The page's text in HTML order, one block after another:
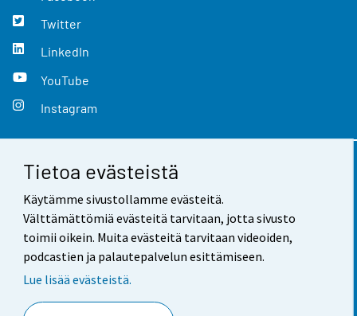
Tietoa evästeistä
Käytämme sivustollamme evästeitä.
Välttämättömiä evästeitä tarvitaan, jotta sivusto
toimii oikein. Muita evästeitä tarvitaan videoiden,
podcastien ja palautepalvelun esittämiseen.
Lue lisää evästeistä.
Twitter
LinkedIn
YouTube
Instagram
Yhteystiedot
Palaute
Käyttöehdot
Saavutettavuus